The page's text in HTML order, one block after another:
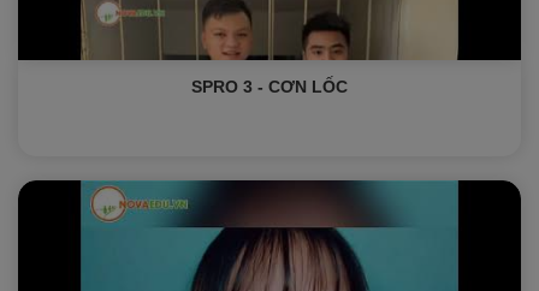
SPRO 3 - CƠN LỐC